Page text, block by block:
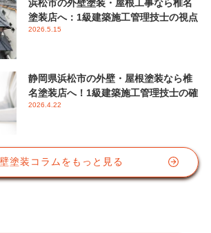
浜松市の外壁塗装・屋根工事なら椎名
塗装店へ：1級建築施工管理技士の視点
で伝える後悔しないメンテナンス
2026.5.15
静岡県浜松市の外壁・屋根塗装なら椎
名塗装店へ！1級建築施工管理技士の確
かな視点と屋根塗装におけるシリコン
2026.4.22
塗装コラムをもっと見る